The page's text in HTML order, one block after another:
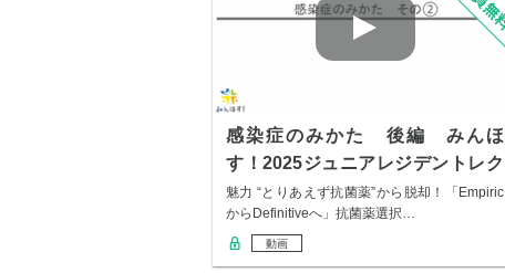
感染症のみかた 後編 みんほ
す！2025ジュニアレジデントレク
チャー
魅力 “とりあえず抗菌薬”から脱却！「Empiric
からDefinitiveへ」抗菌薬選択…
動画